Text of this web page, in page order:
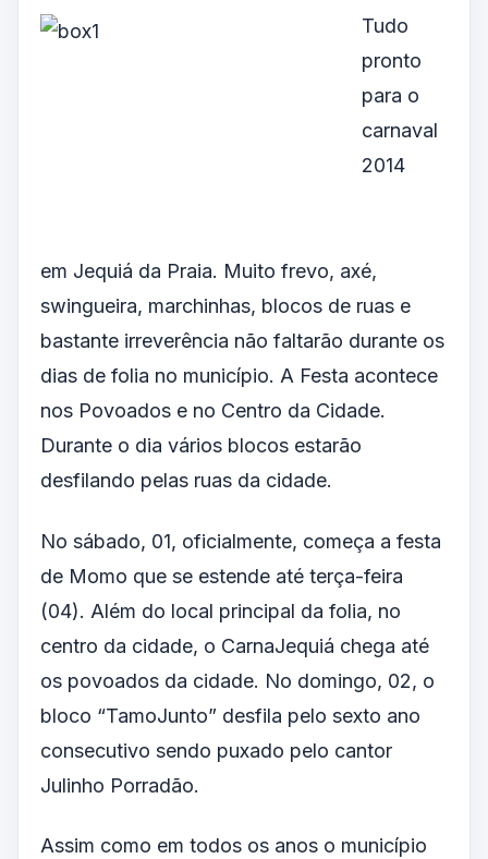
Tudo
pronto
para o
carnaval
2014
em Jequiá da Praia. Muito frevo, axé,
swingueira, marchinhas, blocos de ruas e
bastante irreverência não faltarão durante os
dias de folia no município. A Festa acontece
nos Povoados e no Centro da Cidade.
Durante o dia vários blocos estarão
desfilando pelas ruas da cidade.
No sábado, 01, oficialmente, começa a festa
de Momo que se estende até terça-feira
(04). Além do local principal da folia, no
centro da cidade, o CarnaJequiá chega até
os povoados da cidade. No domingo, 02, o
bloco “TamoJunto” desfila pelo sexto ano
consecutivo sendo puxado pelo cantor
Julinho Porradão.
Assim como em todos os anos o município